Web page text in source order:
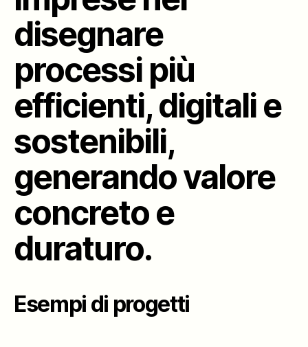
disegnare
processi più
efficienti, digitali e
sostenibili,
generando valore
concreto e
duraturo.
Esempi di progetti